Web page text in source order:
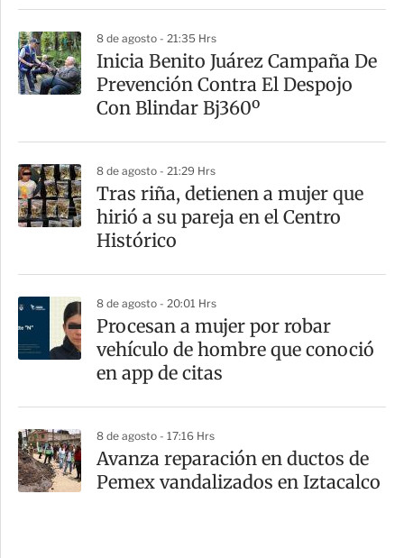
i
r
8 de agosto - 21:35 Hrs
Inicia Benito Juárez Campaña De
Prevención Contra El Despojo
Con Blindar Bj360º
8 de agosto - 21:29 Hrs
Tras riña, detienen a mujer que
hirió a su pareja en el Centro
Histórico
8 de agosto - 20:01 Hrs
Procesan a mujer por robar
vehículo de hombre que conoció
en app de citas
8 de agosto - 17:16 Hrs
Avanza reparación en ductos de
Pemex vandalizados en Iztacalco